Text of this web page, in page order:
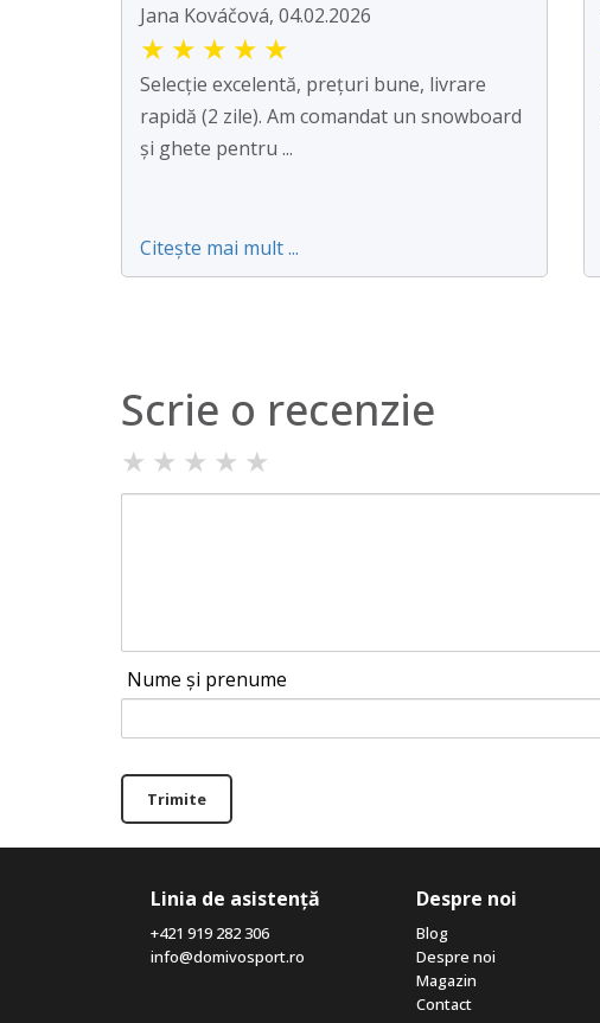
Jana Kováčová, 04.02.2026
★ ★ ★ ★ ★
Selecție excelentă, prețuri bune, livrare
rapidă (2 zile). Am comandat un snowboard
și ghete pentru ...
Citește mai mult ...
Scrie o recenzie
★ ★ ★ ★ ★
Nume și prenume
Trimite
Linia de asistență
+421 919 282 306
info@domivosport.ro
Despre noi
Blog
Despre noi
Magazin
Contact